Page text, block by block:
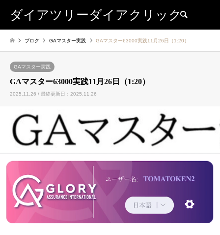
ダイアツリーダイアクリック
ブログ GAマスター実践 GAマスター63000実践11月26日（1:20）
GAマスター実践
GAマスター63000実践11月26日（1:20）
2025.11.26 / 最終更新日：2025.11.26